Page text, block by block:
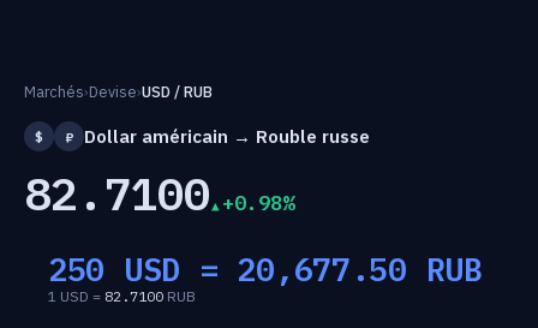
Marchés›Devise›USD / RUB
$ ₽ Dollar américain → Rouble russe
82.7100 +0.98%
250 USD = 20,677.50 RUB
1 USD = 82.7100 RUB